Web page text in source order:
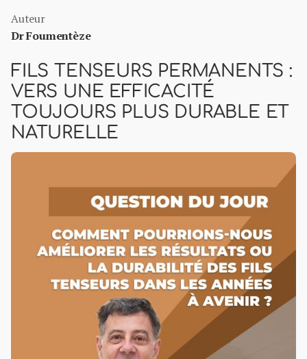
Auteur
Dr Foumentèze
FILS TENSEURS PERMANENTS :
VERS UNE EFFICACITÉ
TOUJOURS PLUS DURABLE ET
NATURELLE